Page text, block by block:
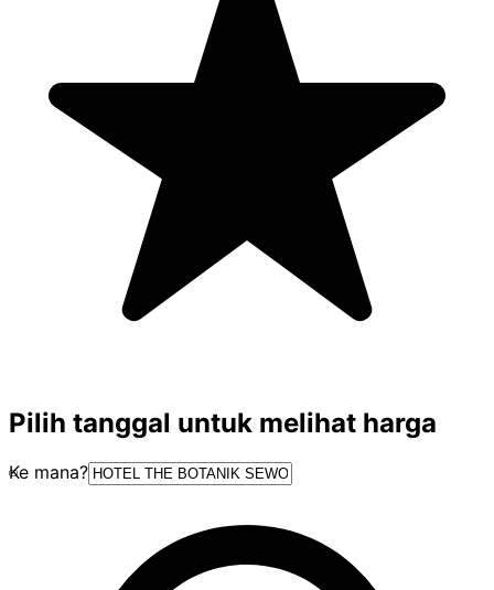
Pilih tanggal untuk melihat harga
Ke mana?